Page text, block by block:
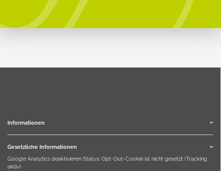
Informationen
Gesetzliche Informationen
Google Analytics deaktivieren Status: Opt-Out-Cookie ist nicht gesetzt (Tracking
aktiv)